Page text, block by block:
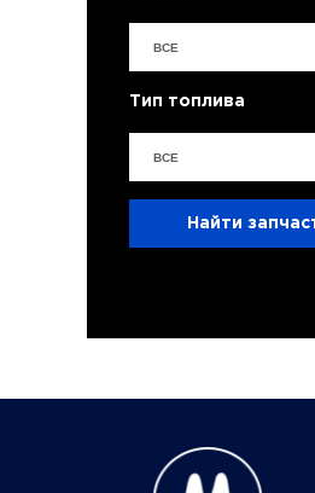
ВСЕ
Тип топлива
ВСЕ
Найти